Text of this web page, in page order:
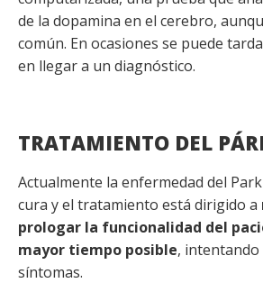
de la dopamina en el cerebro,
común. En ocasiones se puede
en llegar a un diagnóstico.
TRATAMIENTO DEL
Actualmente la enfermedad del
cura y el tratamiento está dirigido a
prologar la funcionalidad del
mayor tiempo posible,
síntomas.